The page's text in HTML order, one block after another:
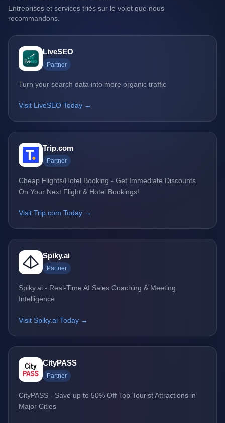
Entreprises et services triés sur le volet que nous
recommandons.
LiveSEO
Partner
Turn your search data into more organic traffic
Visit LiveSEO Today →
Trip.com
Partner
Cheap Flights/Hotel Booking - Get Immediate Discounts
On Your Next Flight & Hotel Bookings!
Visit Trip.com Today →
Spiky.ai
Partner
Spiky.ai - Real-Time AI Sales Coaching & Meeting
Intelligence
Visit Spiky.ai Today →
CityPASS
Partner
CityPASS - Save up to 50% Off Top Tourist Attractions in
Major Cities